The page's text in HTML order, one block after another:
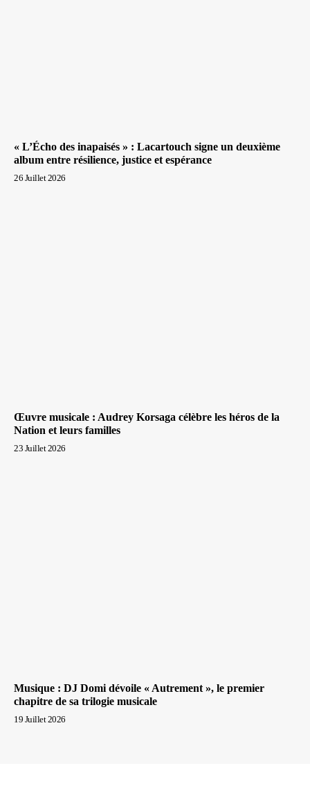
« L’Écho des inapaisés » : Lacartouch signe un deuxième
album entre résilience, justice et espérance
26 Juillet 2026
Œuvre musicale : Audrey Korsaga célèbre les héros de la
Nation et leurs familles
23 Juillet 2026
Musique : DJ Domi dévoile « Autrement », le premier
chapitre de sa trilogie musicale
19 Juillet 2026